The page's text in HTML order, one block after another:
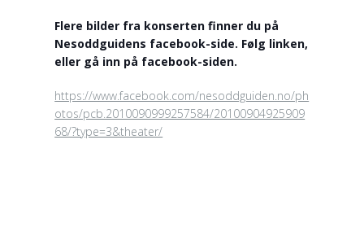
Flere bilder fra konserten finner du på
Nesoddguidens facebook-side. Følg linken,
eller gå inn på facebook-siden.
https://www.facebook.com/nesoddguiden.no/ph
otos/pcb.2010090999257584/20100904925909
68/?type=3&theater/